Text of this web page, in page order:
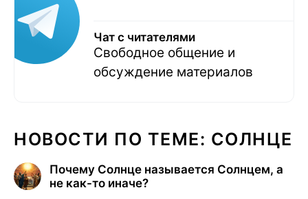
Чат с читателями
Свободное общение и
обсуждение материалов
НОВОСТИ ПО ТЕМЕ: СОЛНЦЕ
Почему Солнце называется Солнцем, а
не как-то иначе?